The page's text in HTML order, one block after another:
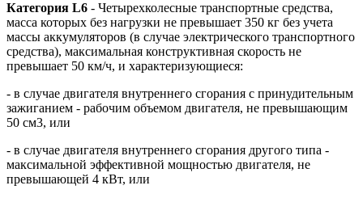
Категория L6 - Четырехколесные транспортные средства,
масса которых без нагрузки не превышает 350 кг без учета
массы аккумуляторов (в случае электрического транспортного
средства), максимальная конструктивная скорость не
превышает 50 км/ч, и характеризующиеся:
- в случае двигателя внутреннего сгорания с принудительным
зажиганием - рабочим объемом двигателя, не превышающим
50 см3, или
- в случае двигателя внутреннего сгорания другого типа -
максимальной эффективной мощностью двигателя, не
превышающей 4 кВт, или